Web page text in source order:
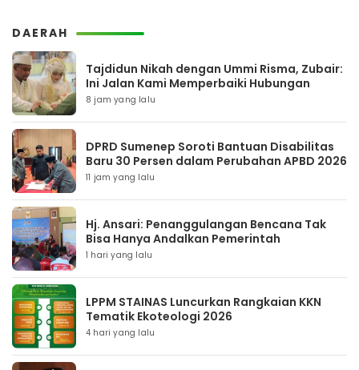
DAERAH
Tajdidun Nikah dengan Ummi Risma, Zubair:
Ini Jalan Kami Memperbaiki Hubungan
8 jam yang lalu
DPRD Sumenep Soroti Bantuan Disabilitas
Baru 30 Persen dalam Perubahan APBD 2026
11 jam yang lalu
Hj. Ansari: Penanggulangan Bencana Tak
Bisa Hanya Andalkan Pemerintah
1 hari yang lalu
LPPM STAINAS Luncurkan Rangkaian KKN
Tematik Ekoteologi 2026
4 hari yang lalu